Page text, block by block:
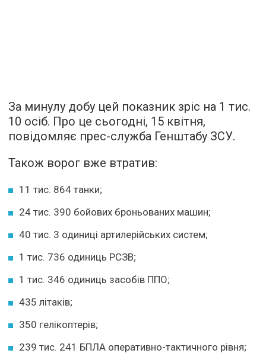
За минулу добу цей показник зріс на 1 тис.
10 осіб. Про це сьогодні, 15 квітня,
повідомляє прес-служба Генштабу ЗСУ.
Також ворог вже втратив:
11 тис. 864 танки;
24 тис. 390 бойових броньованих машин;
40 тис. 3 одиниці артилерійських систем;
1 тис. 736 одиниць РСЗВ;
1 тис. 346 одиниць засобів ППО;
435 літаків;
350 гелікоптерів;
239 тис. 241 БПЛА оперативно-тактичного рівня;